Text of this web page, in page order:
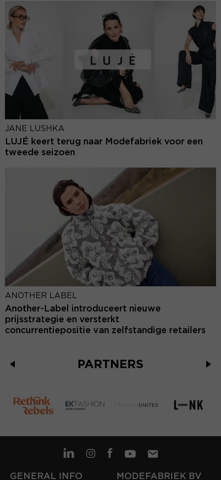
JANE LUSHKA
LUJÉ keert terug naar Modefabriek voor een
tweede seizoen
ANOTHER LABEL
Another-Label introduceert nieuwe
prijsstrategie en versterkt
concurrentiepositie van zelfstandige retailers
PARTNERS
GENERAL INFO MODEFABRIEK BV